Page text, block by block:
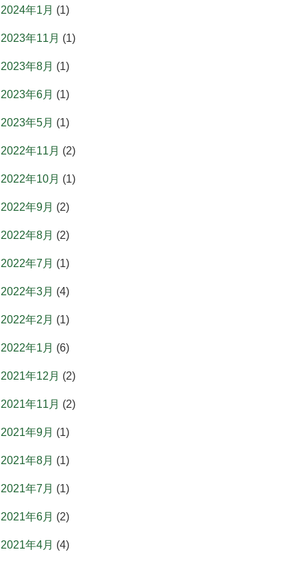
2024年1月 (1)
2023年11月 (1)
2023年8月 (1)
2023年6月 (1)
2023年5月 (1)
2022年11月 (2)
2022年10月 (1)
2022年9月 (2)
2022年8月 (2)
2022年7月 (1)
2022年3月 (4)
2022年2月 (1)
2022年1月 (6)
2021年12月 (2)
2021年11月 (2)
2021年9月 (1)
2021年8月 (1)
2021年7月 (1)
2021年6月 (2)
2021年4月 (4)